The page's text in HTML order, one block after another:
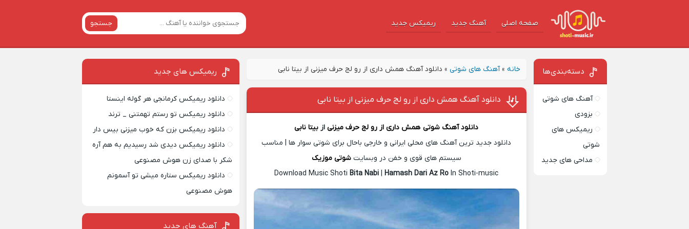
صفحه اصلی آهنگ‌ جدید ریمیکس جدید جستجو
خانه »آهنگ های شوتی » دانلود آهنگ همش داری از رو لج حرف میزنی از بیتا نابی
دانلود آهنگ همش داری از رو لج حرف میزنی از بیتا نابی
دانلود آهنگ شوتی همش داری از رو لج حرف میزنیاز بیتا نابی
دانلود جدید ترین آهنگ های محلی ایرانی و خارجی باحال برای شوتی سوار ها | مناسب
سیستم های قوی و خفن در وبسایتشوتی موزیک
Download Music ShotiBita Nabi |Hamash Dari Az Ro In Shoti-music
دسته‌بندی‌ها
آهنگ های شوتی
بزودی
ریمیکس های
شوتی
مداحی های جدید
ریمیکس‌ های جدید
دانلود ریمیکس کرمانجی هر گوله اینستا
دانلود ریمیکس تو رستم تهمتنی _ ترند
دانلود ریمیکس بزن که خوب میزنی بیس دار
دانلود ریمیکس دیدی شد رسیدیم به هم آره
شکر با صدای زن هوش مصنوعی
دانلود ریمیکس ستاره میشی تو آسمونم
هوش مصنوعی
آهنگ های جدید